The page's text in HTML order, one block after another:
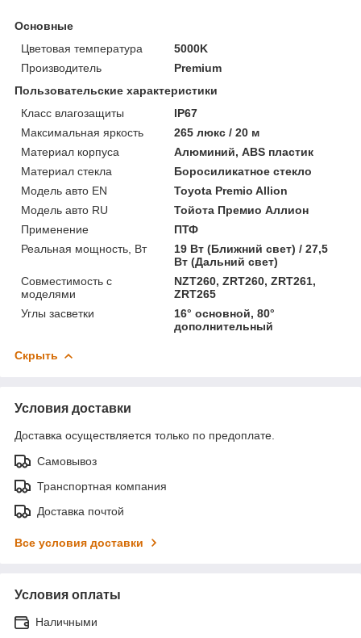
Основные
Цветовая температура
5000K
Производитель
Premium
Пользовательские характеристики
Класс влагозащиты
IP67
Максимальная яркость
265 люкс / 20 м
Материал корпуса
Алюминий, ABS пластик
Материал стекла
Боросиликатное стекло
Модель авто EN
Toyota Premio Allion
Модель авто RU
Тойота Премио Аллион
Применение
ПТФ
Реальная мощность, Вт
19 Вт (Ближний свет) / 27,5
Вт (Дальний свет)
Совместимость с
моделями
NZT260, ZRT260, ZRT261,
ZRT265
Углы засветки
16° основной, 80°
дополнительный
Скрыть
Условия доставки
Доставка осуществляется только по предоплате.
Самовывоз
Транспортная компания
Доставка почтой
Все условия доставки
Условия оплаты
Наличными